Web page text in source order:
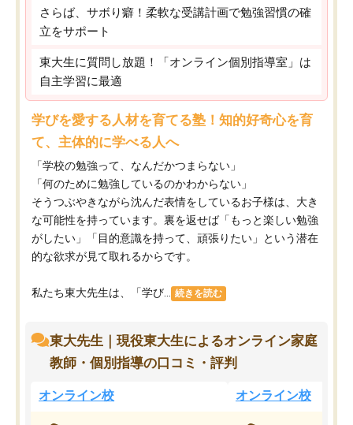
さらば、サボり癖！柔軟な受講計画で勉強習慣の確
立をサポート
東大生に質問し放題！「オンライン個別指導室」は
自主学習に最適
学びを愛する人材を育てる塾！知的好奇心を育
て、主体的に学べる人へ
「学校の勉強って、なんだかつまらない」
「何のために勉強しているのかわからない」
そうつぶやきながら沈んだ表情をしているお子様は、大き
な可能性を持っています。裏を返せば「もっと楽しい勉強
がしたい」「目的意識を持って、頑張りたい」という潜在
的な欲求が見て取れるからです。
私たち東大先生は、「学び... 続きを読む
東大先生｜現役東大生によるオンライン家庭
教師・個別指導の口コミ・評判
オンライン校 オンライン校